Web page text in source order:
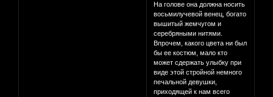
На голове она должна носить
восьмилучевой венец, богато
вышитый жемчугом и
серебряными нитями.
Впрочем, какого цвета ни был
бы ее костюм, мало кто
может сдержать улыбку при
виде этой стройной немного
печальной девушки,
приходящей к нам всего